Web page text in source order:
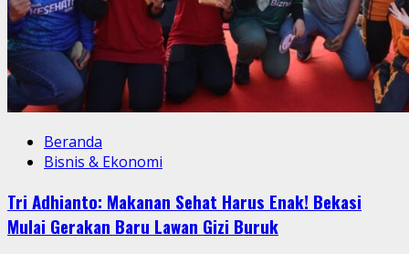
Beranda
Bisnis & Ekonomi
Tri Adhianto: Makanan Sehat Harus Enak! Bekasi
Mulai Gerakan Baru Lawan Gizi Buruk